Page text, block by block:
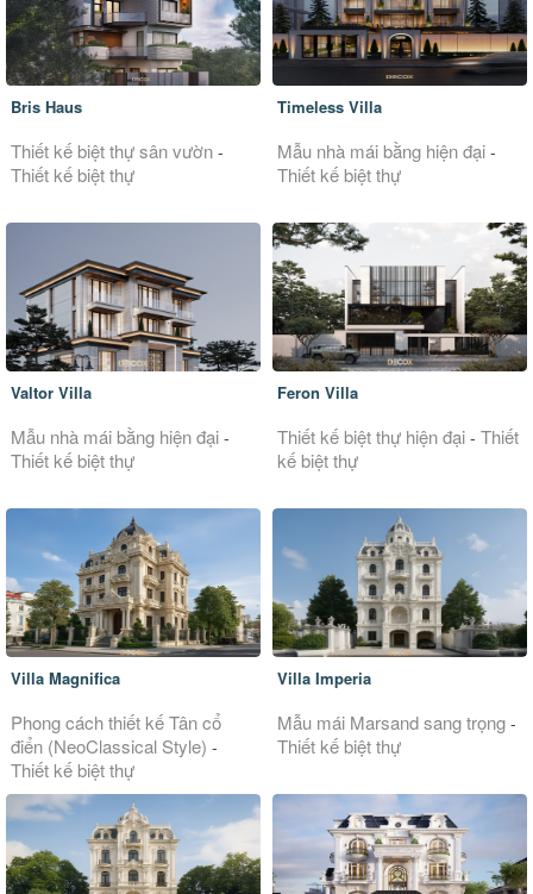
Bris Haus
Thiết kế biệt thự sân vườn -
Thiết kế biệt thự
Timeless Villa
Mẫu nhà mái bằng hiện đại -
Thiết kế biệt thự
Valtor Villa
Mẫu nhà mái bằng hiện đại -
Thiết kế biệt thự
Feron Villa
Thiết kế biệt thự hiện đại - Thiết
kế biệt thự
Villa Magnifica
Phong cách thiết kế Tân cổ
điển (NeoClassical Style) -
Thiết kế biệt thự
Villa Imperia
Mẫu mái Marsand sang trọng -
Thiết kế biệt thự